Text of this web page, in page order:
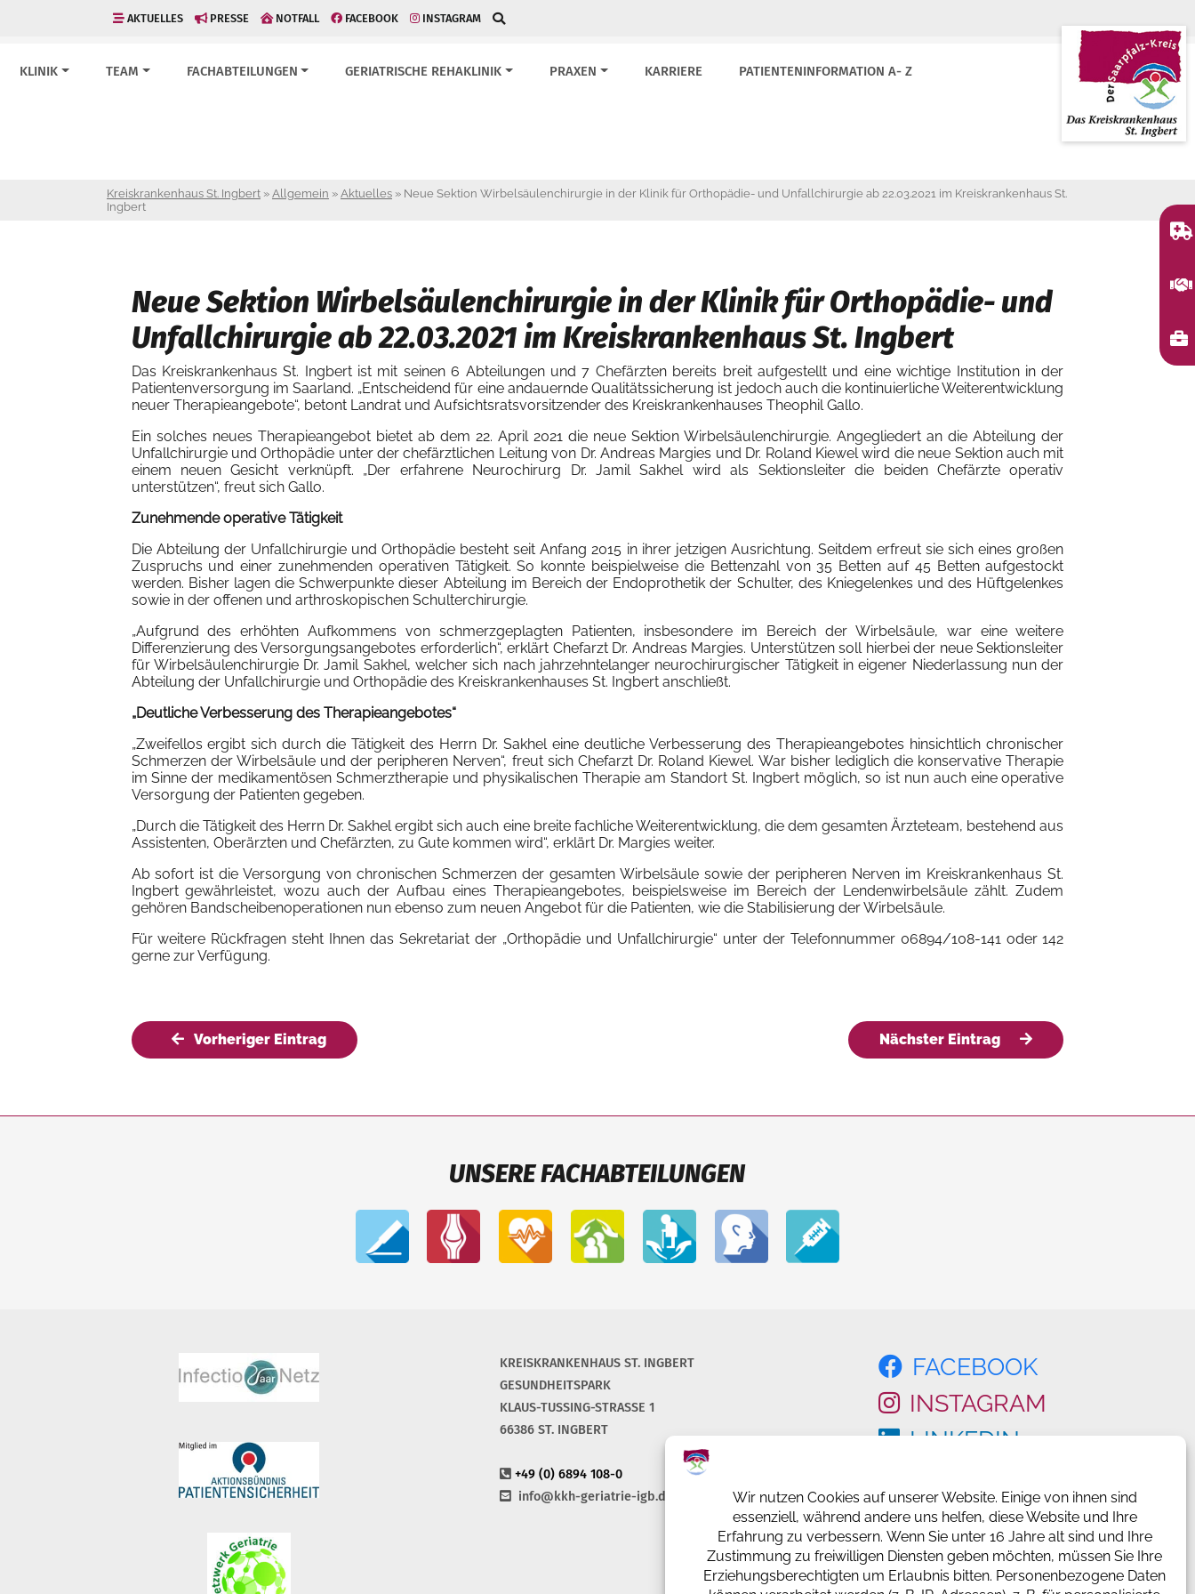
AKTUELLES PRESSE NOTFALL FACEBOOK INSTAGRAM
KLINIK TEAM FACHABTEILUNGEN GERIATRISCHE REHAKLINIK PRAXEN KARRIERE PATIENTENINFORMATION A- Z
Kreiskrankenhaus St. Ingbert » Allgemein » Aktuelles » Neue Sektion Wirbelsäulenchirurgie in der Klinik für Orthopädie- und Unfallchirurgie ab 22.03.2021 im Kreiskrankenhaus St.
Ingbert
Neue Sektion Wirbelsäulenchirurgie in der Klinik für Orthopädie- und
Unfallchirurgie ab 22.03.2021 im Kreiskrankenhaus St. Ingbert
Das Kreiskrankenhaus St. Ingbert ist mit seinen 6 Abteilungen und 7 Chefärzten bereits breit aufgestellt und eine wichtige Institution in der
Patientenversorgung im Saarland. „Entscheidend für eine andauernde Qualitätssicherung ist jedoch auch die kontinuierliche Weiterentwicklung
neuer Therapieangebote“, betont Landrat und Aufsichtsratsvorsitzender des Kreiskrankenhauses Theophil Gallo.
Ein solches neues Therapieangebot bietet ab dem 22. April 2021 die neue Sektion Wirbelsäulenchirurgie. Angegliedert an die Abteilung der
Unfallchirurgie und Orthopädie unter der chefärztlichen Leitung von Dr. Andreas Margies und Dr. Roland Kiewel wird die neue Sektion auch mit
einem neuen Gesicht verknüpft. „Der erfahrene Neurochirurg Dr. Jamil Sakhel wird als Sektionsleiter die beiden Chefärzte operativ
unterstützen“, freut sich Gallo.
Zunehmende operative Tätigkeit
Die Abteilung der Unfallchirurgie und Orthopädie besteht seit Anfang 2015 in ihrer jetzigen Ausrichtung. Seitdem erfreut sie sich eines großen
Zuspruchs und einer zunehmenden operativen Tätigkeit. So konnte beispielweise die Bettenzahl von 35 Betten auf 45 Betten aufgestockt
werden. Bisher lagen die Schwerpunkte dieser Abteilung im Bereich der Endoprothetik der Schulter, des Kniegelenkes und des Hüftgelenkes
sowie in der offenen und arthroskopischen Schulterchirurgie.
„Aufgrund des erhöhten Aufkommens von schmerzgeplagten Patienten, insbesondere im Bereich der Wirbelsäule, war eine weitere
Differenzierung des Versorgungsangebotes erforderlich“, erklärt Chefarzt Dr. Andreas Margies. Unterstützen soll hierbei der neue Sektionsleiter
für Wirbelsäulenchirurgie Dr. Jamil Sakhel, welcher sich nach jahrzehntelanger neurochirurgischer Tätigkeit in eigener Niederlassung nun der
Abteilung der Unfallchirurgie und Orthopädie des Kreiskrankenhauses St. Ingbert anschließt.
„Deutliche Verbesserung des Therapieangebotes“
„Zweifellos ergibt sich durch die Tätigkeit des Herrn Dr. Sakhel eine deutliche Verbesserung des Therapieangebotes hinsichtlich chronischer
Schmerzen der Wirbelsäule und der peripheren Nerven“, freut sich Chefarzt Dr. Roland Kiewel. War bisher lediglich die konservative Therapie
im Sinne der medikamentösen Schmerztherapie und physikalischen Therapie am Standort St. Ingbert möglich, so ist nun auch eine operative
Versorgung der Patienten gegeben.
„Durch die Tätigkeit des Herrn Dr. Sakhel ergibt sich auch eine breite fachliche Weiterentwicklung, die dem gesamten Ärzteteam, bestehend aus
Assistenten, Oberärzten und Chefärzten, zu Gute kommen wird“, erklärt Dr. Margies weiter.
Ab sofort ist die Versorgung von chronischen Schmerzen der gesamten Wirbelsäule sowie der peripheren Nerven im Kreiskrankenhaus St.
Ingbert gewährleistet, wozu auch der Aufbau eines Therapieangebotes, beispielsweise im Bereich der Lendenwirbelsäule zählt. Zudem
gehören Bandscheibenoperationen nun ebenso zum neuen Angebot für die Patienten, wie die Stabilisierung der Wirbelsäule.
Für weitere Rückfragen steht Ihnen das Sekretariat der „Orthopädie und Unfallchirurgie“ unter der Telefonnummer 06894/108-141 oder 142
gerne zur Verfügung.
Vorheriger Eintrag Nächster Eintrag
UNSERE FACHABTEILUNGEN
KREISKRANKENHAUS ST. INGBERT
GESUNDHEITSPARK
KLAUS-TUSSING-STRASSE 1
66386 ST. INGBERT
+49 (0) 6894 108-0
info@kkh-geriatrie-igb.de
FACEBOOK
INSTAGRAM
LINKEDIN